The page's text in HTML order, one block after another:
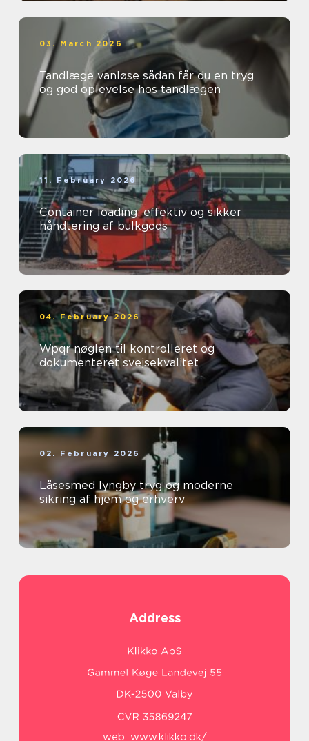
03. March 2026
Tandlæge vanløse sådan får du en tryg
og god oplevelse hos tandlægen
11. February 2026
Container loading: effektiv og sikker
håndtering af bulkgods
04. February 2026
Wpqr nøglen til kontrolleret og
dokumenteret svejsekvalitet
02. February 2026
Låsesmed lyngby tryg og moderne
sikring af hjem og erhverv
Address
web: www.klikko.dk/